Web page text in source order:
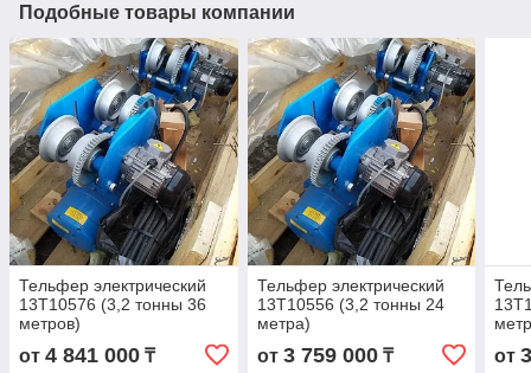
Подобные товары компании
Тельфер электрический
13Т10576 (3,2 тонны 36
метров)
от 4 841 000 ₸
Тельфер электрический
13Т10556 (3,2 тонны 24
метра)
от 3 759 000₸ от